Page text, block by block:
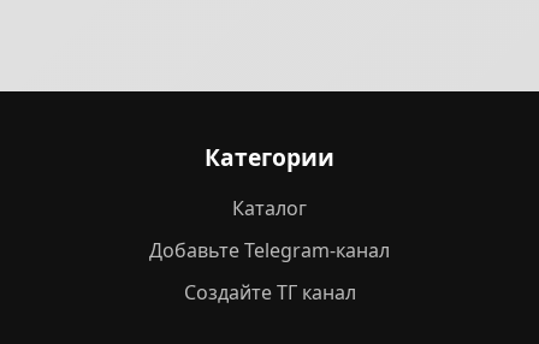
Категории
Каталог
Добавьте Telegram-канал
Создайте ТГ канал